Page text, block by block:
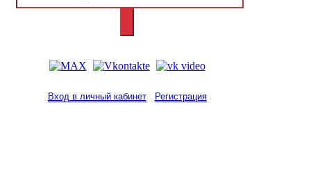
Вход в личный кабинет Регистрация